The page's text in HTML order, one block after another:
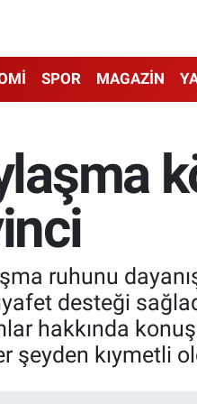
SPOR MAGAZİN
ruhunu
desteği
hakkında
şeyden kıymetli